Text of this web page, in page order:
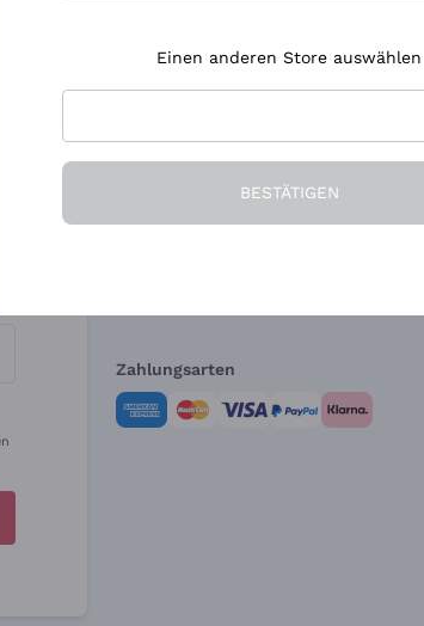
Die Firma
Zahlungsarten
Einen anderen Store auswählen
BESTÄTIGEN